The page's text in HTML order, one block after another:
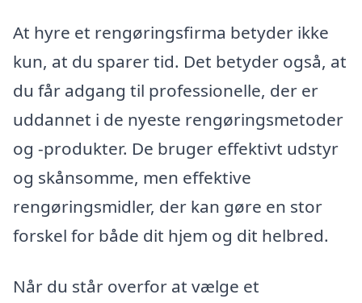
At hyre et rengøringsfirma betyder ikke
kun, at du sparer tid. Det betyder også, at
du får adgang til professionelle, der er
uddannet i de nyeste rengøringsmetoder
og -produkter. De bruger effektivt udstyr
og skånsomme, men effektive
rengøringsmidler, der kan gøre en stor
forskel for både dit hjem og dit helbred.
Når du står overfor at vælge et